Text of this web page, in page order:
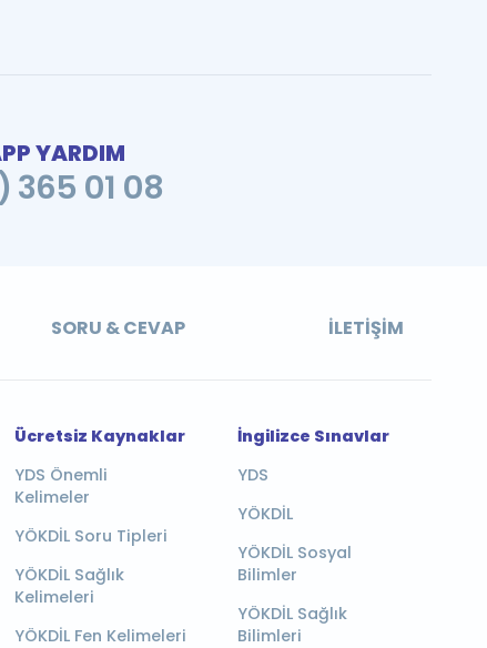
YARDIM
365 01 08
SORU & CEVAP İLETIŞIM
Ücretsiz Kaynaklar
YDS Önemli
Kelimeler
YÖKDİL Soru Tipleri
YÖKDİL Sağlık
Kelimeleri
YÖKDİL Fen Kelimeleri
İngilizce Sınavlar
YDS
YÖKDİL
YÖKDİL Sosyal
Bilimler
YÖKDİL Sağlık
Bilimleri